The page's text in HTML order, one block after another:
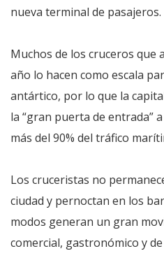
nueva terminal de pasajeros.
Muchos de los cruceros que
año lo hacen como escala
antártico, por lo que la
la “gran puerta de entrada”
más del 90% del tráfico
Los cruceristas no
ciudad y pernoctan en los
modos generan un gran
comercial, gastronómico y